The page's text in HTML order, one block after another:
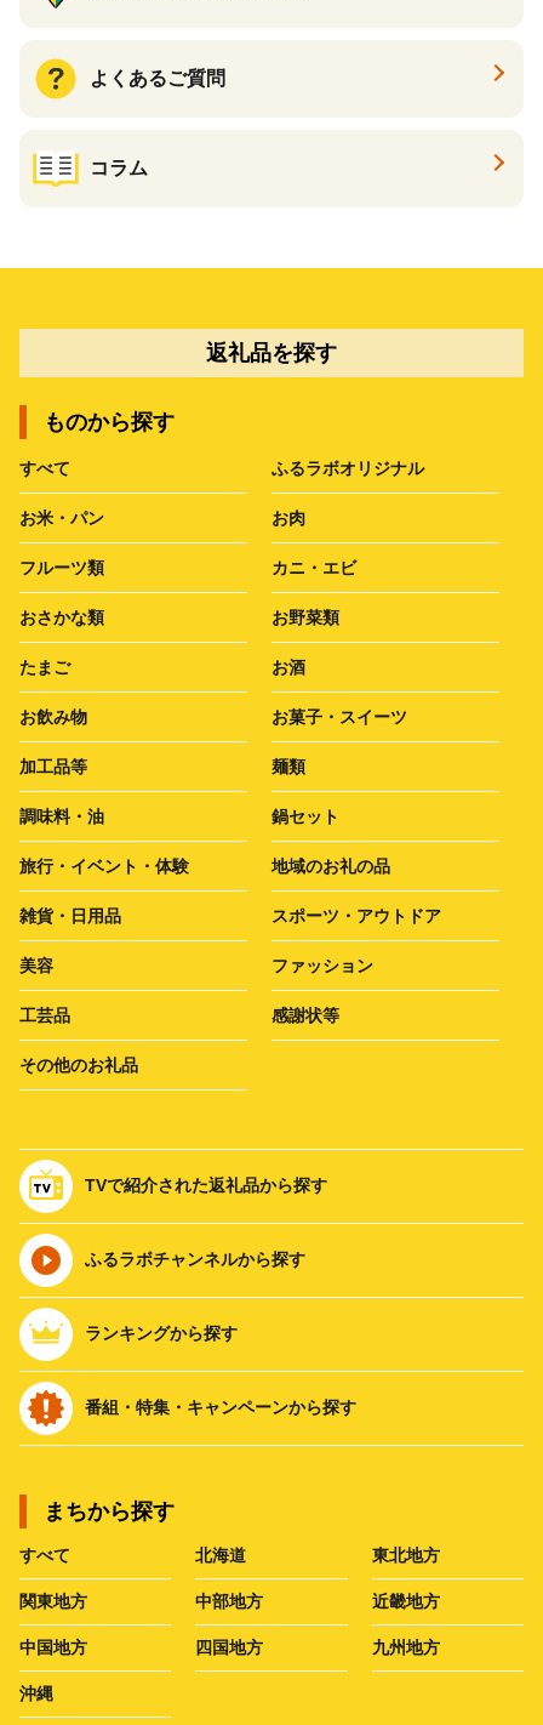
よくあるご質問
コラム
返礼品を探す
ものから探す
すべて ふるラボオリジナル
お米・パン お肉
フルーツ類 カニ・エビ
おさかな類 お野菜類
たまご お酒
お飲み物 お菓子・スイーツ
加工品等 麺類
調味料・油 鍋セット
旅行・イベント・体験 地域のお礼の品
雑貨・日用品 スポーツ・アウトドア
美容 ファッション
工芸品 感謝状等
その他のお礼品
TVで紹介された返礼品から探す
ふるラボチャンネルから探す
ランキングから探す
番組・特集・キャンペーンから探す
まちから探す
すべて 北海道 東北地方
関東地方 中部地方 近畿地方
中国地方 四国地方 九州地方
沖縄